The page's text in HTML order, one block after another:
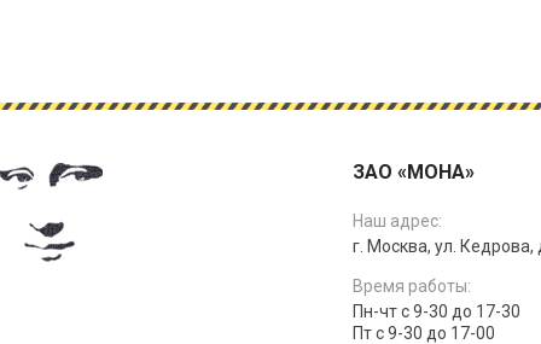
ЗАО «МОНА»
Наш адрес:
г. Москва, ул. Кедрова,
Время работы:
Пн-чт с 9-30 до 17-30
Пт с 9-30 до 17-00